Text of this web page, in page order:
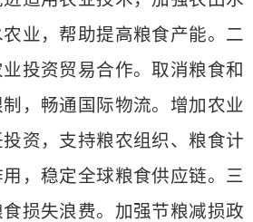
业，帮助提高粮食产能。二
投资贸易合作。取消粮食和
，畅通国际物流。增加农业
资，支持粮农组织、粮食计
，稳定全球粮食供应链。三
损失浪费。加强节粮减损政